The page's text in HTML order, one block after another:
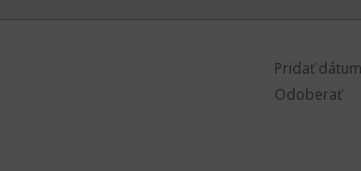
Pridať dátum
Odoberať